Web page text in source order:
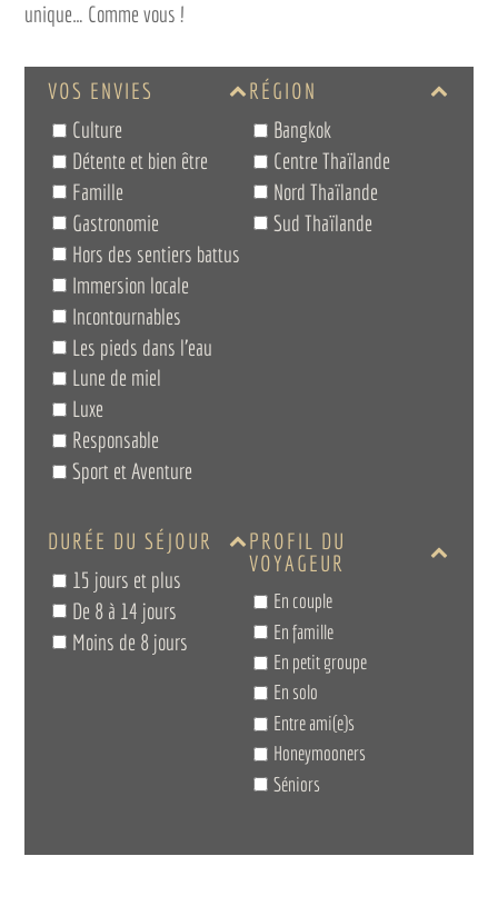
unique… Comme vous !
VOS ENVIES
Culture
Détente et bien être
Famille
Gastronomie
Hors des sentiers battus
Immersion locale
Incontournables
Les pieds dans l’eau
Lune de miel
Luxe
Responsable
Sport et Aventure
RÉGION
Bangkok
Centre Thaïlande
Nord Thaïlande
Sud Thaïlande
DURÉE DU SÉJOUR
15 jours et plus
De 8 à 14 jours
Moins de 8 jours
PROFIL DU
VOYAGEUR
En couple
En famille
En petit groupe
En solo
Entre ami(e)s
Honeymooners
Séniors